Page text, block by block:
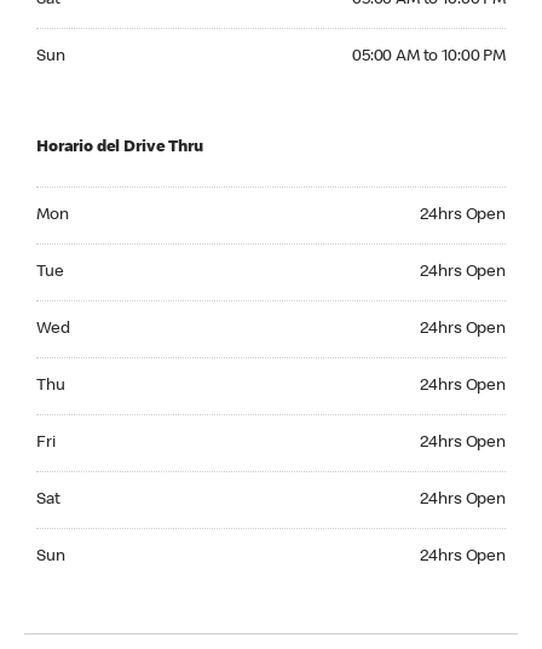
Sun 05:00 AM to 10:00 PM
Horario del Drive Thru
Mon 24hrs Open
Tue 24hrs Open
Wed 24hrs Open
Thu 24hrs Open
Fri 24hrs Open
Sat 24hrs Open
Sun 24hrs Open